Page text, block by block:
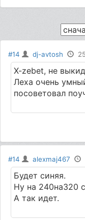
#14 dj-avtosh
X-zebet, не
Леха очень
посоветовал
#14 alexmaj467
Будет синяя.
Ну на 240на320
А так идет.